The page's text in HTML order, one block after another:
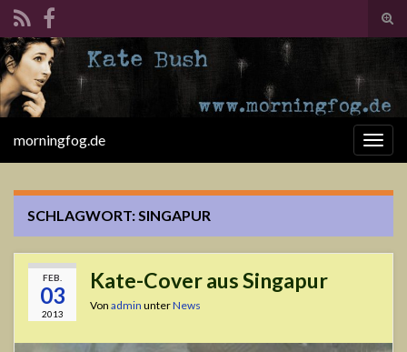
Search for:
morningfog.de
SCHLAGWORT:SINGAPUR
FEB.
03
2013
Kate-Cover aus Singapur
Von admin unterNews